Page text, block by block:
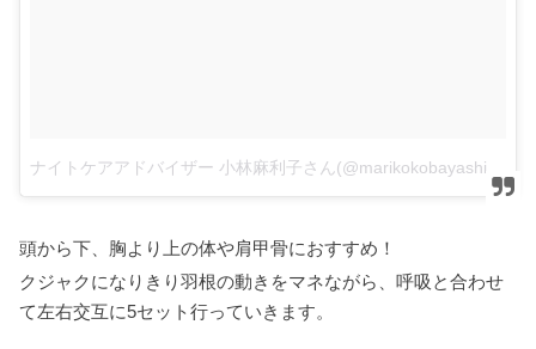
頭から下、胸より上の体や肩甲骨におすすめ！
クジャクになりきり羽根の動きをマネながら、呼吸と合わせ
て左右交互に5セット行っていきます。